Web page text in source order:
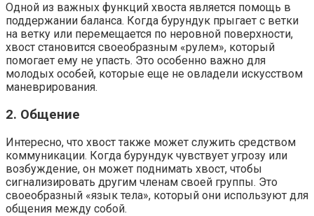
Одной из важных функций хвоста является помощь в
поддержании баланса. Когда бурундук прыгает с ветки
на ветку или перемещается по неровной поверхности,
хвост становится своеобразным «рулем», который
помогает ему не упасть. Это особенно важно для
молодых особей, которые еще не овладели искусством
маневрирования.
2. Общение
Интересно, что хвост также может служить средством
коммуникации. Когда бурундук чувствует угрозу или
возбуждение, он может поднимать хвост, чтобы
сигнализировать другим членам своей группы. Это
своеобразный «язык тела», который они используют для
общения между собой.